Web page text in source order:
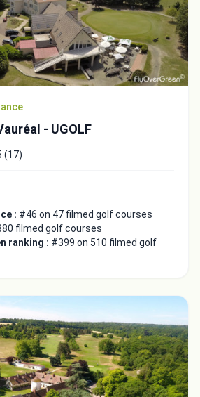
- UGOLF
(17)
: #46 on 47 filmed golf courses
filmed golf courses
ranking : #399 on 510 filmed golf